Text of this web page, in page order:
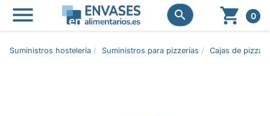
 
  0
Suministros hostelería Suministros para pizzerías Cajas de pizza